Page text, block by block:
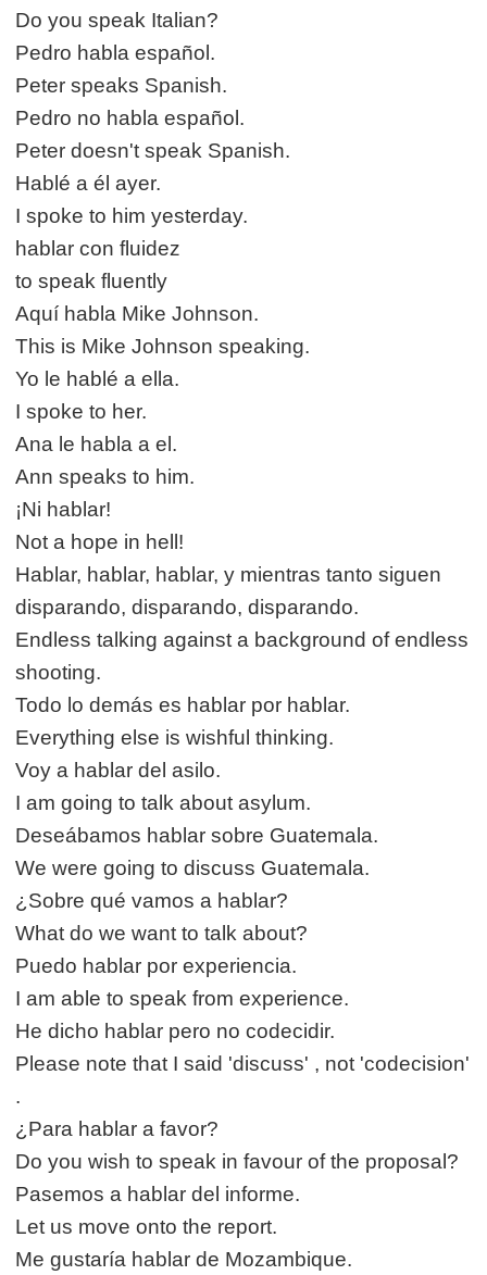
Do you speak Italian?
Pedro habla español.
Peter speaks Spanish.
Pedro no habla español.
Peter doesn't speak Spanish.
Hablé a él ayer.
I spoke to him yesterday.
hablar con fluidez
to speak fluently
Aquí habla Mike Johnson.
This is Mike Johnson speaking.
Yo le hablé a ella.
I spoke to her.
Ana le habla a el.
Ann speaks to him.
¡Ni hablar!
Not a hope in hell!
Hablar, hablar, hablar, y mientras tanto siguen
disparando, disparando, disparando.
Endless talking against a background of endless
shooting.
Todo lo demás es hablar por hablar.
Everything else is wishful thinking.
Voy a hablar del asilo.
I am going to talk about asylum.
Deseábamos hablar sobre Guatemala.
We were going to discuss Guatemala.
¿Sobre qué vamos a hablar?
What do we want to talk about?
Puedo hablar por experiencia.
I am able to speak from experience.
He dicho hablar pero no codecidir.
Please note that I said 'discuss' , not 'codecision'
.
¿Para hablar a favor?
Do you wish to speak in favour of the proposal?
Pasemos a hablar del informe.
Let us move onto the report.
Me gustaría hablar de Mozambique.